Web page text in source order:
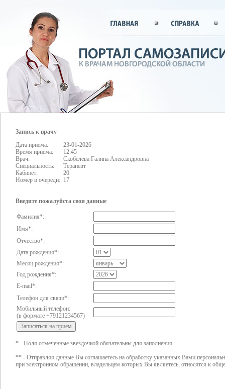
Запись к врачу
Дата приема:
23-01-2026
Время приема:
12:45
Врач:
Скобелева Галина Александровна
Специальность:
Терапевт
Кабинет:
20
Номер в очереди: 17
Введите пожалуйста свои данные
Фамилия*:
Имя*:
Отчество*:
Дата рождения*:
Месяц рождения*:
Год рождения*:
E-mail*:
Телефон для связи*:
Мобильный телефон:
(в формате +79121234567)
* - Поля отмеченные звездочкой обязательны для заполнения
** - Отправляя данные Вы соглашаетесь на обработку указанных Вами
при электронном обращении, владельцем которых Вы являетесь, относятся к